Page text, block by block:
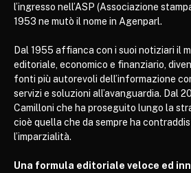
l’ingresso nell’ASP (Associazione
1953 ne mutò il nome in Agenparl.
Dal 1955 affianca con i suoi notiziari il
editoriale, economico e finanziario,
fonti più autorevoli dell’informazione
servizi e soluzioni all’avanguardia. Dal
Camilloni che ha proseguito lungo la
cioè quella che da sempre ha
l’imparzialità.
Una formula editoriale veloce ed